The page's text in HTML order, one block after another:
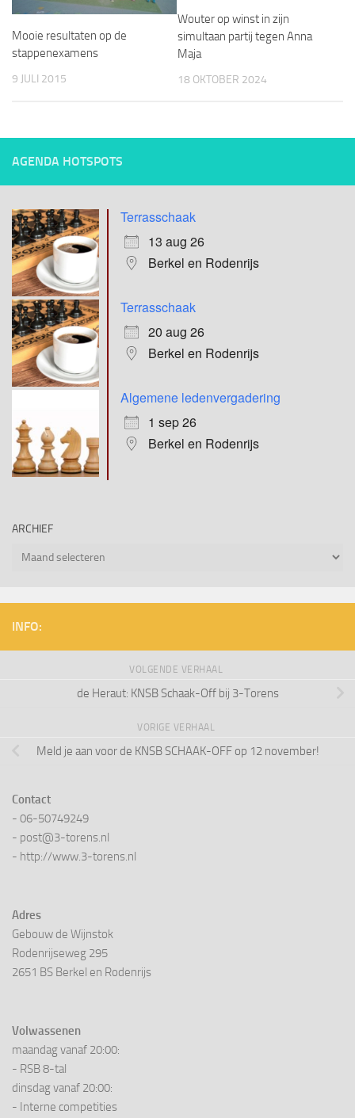
Mooie resultaten op de
stappenexamens
9 JULI 2015
Wouter op winst in zijn
simultaan partij tegen Anna
Maja
18 OKTOBER 2024
AGENDA HOTSPOTS
Terrasschaak
13 aug 26
Berkel en Rodenrijs
Terrasschaak
20 aug 26
Berkel en Rodenrijs
Algemene ledenvergadering
1 sep 26
Berkel en Rodenrijs
ARCHIEF
Archief
INFO:
VOLGENDE VERHAAL
de Heraut: KNSB Schaak-Off bij 3-Torens
VORIGE VERHAAL
Meld je aan voor de KNSB SCHAAK-OFF op 12 november!
Contact
- 06-50749249
- post@3-torens.nl
- http://www.3-torens.nl
Adres
Gebouw de Wijnstok
Rodenrijseweg 295
2651 BS Berkel en Rodenrijs
Volwassenen
maandag vanaf 20:00:
- RSB 8-tal
dinsdag vanaf 20:00:
- Interne competities